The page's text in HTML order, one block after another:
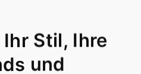
Stil, Ihre
und